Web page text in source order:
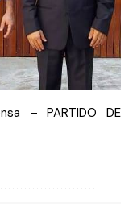
– PARTIDO DE